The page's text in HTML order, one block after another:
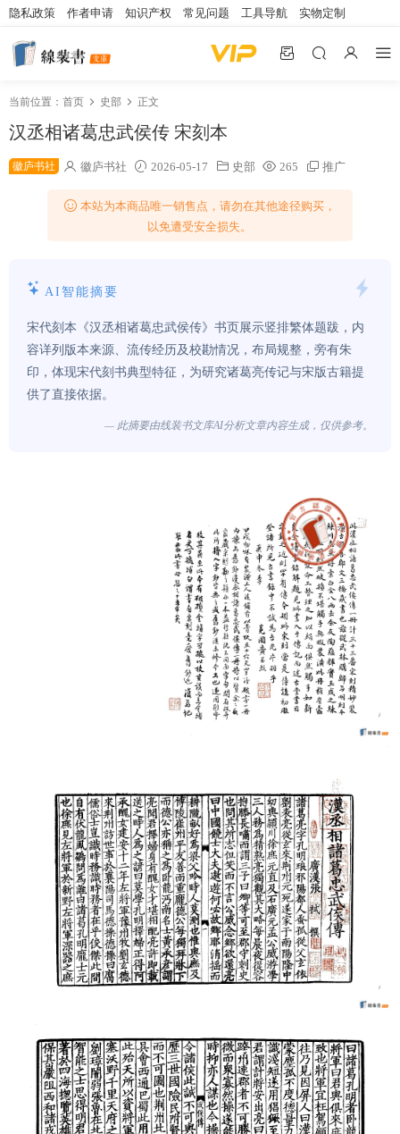
隐私政策 作者申请 知识产权 常见问题 工具导航 实物定制
当前位置： 首页 史部 正文
汉丞相诸葛忠武侯传 宋刻本
徽庐书社 徽庐书社 2026-05-17 史部 265 推广
本站为本商品唯一销售点，请勿在其他途径购买，
以免遭受安全损失。
AI智能摘要
宋代刻本《汉丞相诸葛忠武侯传》书页展示竖排繁体题跋，内
容详列版本来源、流传经历及校勘情况，布局规整，旁有朱
印，体现宋代刻书典型特征，为研究诸葛亮传记与宋版古籍提
供了直接依据。
— 此摘要由线装书文库AI分析文章内容生成，仅供参考。